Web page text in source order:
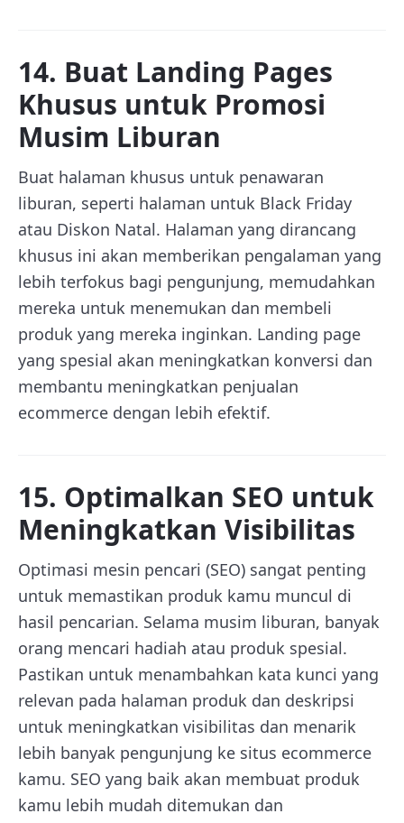
14. Buat Landing Pages
Khusus untuk Promosi
Musim Liburan
Buat halaman khusus untuk penawaran
liburan, seperti halaman untuk Black Friday
atau Diskon Natal. Halaman yang dirancang
khusus ini akan memberikan pengalaman yang
lebih terfokus bagi pengunjung, memudahkan
mereka untuk menemukan dan membeli
produk yang mereka inginkan. Landing page
yang spesial akan meningkatkan konversi dan
membantu meningkatkan penjualan
ecommerce dengan lebih efektif.
15. Optimalkan SEO untuk
Meningkatkan Visibilitas
Optimasi mesin pencari (SEO) sangat penting
untuk memastikan produk kamu muncul di
hasil pencarian. Selama musim liburan, banyak
orang mencari hadiah atau produk spesial.
Pastikan untuk menambahkan kata kunci yang
relevan pada halaman produk dan deskripsi
untuk meningkatkan visibilitas dan menarik
lebih banyak pengunjung ke situs ecommerce
kamu. SEO yang baik akan membuat produk
kamu lebih mudah ditemukan dan